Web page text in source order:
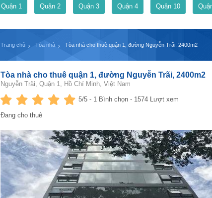
Quận 1 Quận 2 Quận 3 Quận 4 Quận 10
Trang chủ Tòa nhà Tòa nhà cho thuê quận 1, đường Nguyễn Trãi, 2400m2
Tòa nhà cho thuê quận 1, đường Nguyễn Trãi, 2400m2
Nguyễn Trãi, Quận 1, Hồ Chí Minh, Việt Nam
5/5 - 1 Bình chọn - 1574 Lượt xem
Đang cho thuê